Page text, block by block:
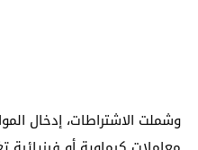
وشملت الاشتراطات، إدخال